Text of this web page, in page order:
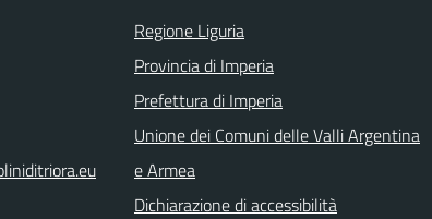
Regione Liguria
Provincia di Imperia
Prefettura di Imperia
Unione dei Comuni delle Valli Argentina
e Armea
Dichiarazione di accessibilità